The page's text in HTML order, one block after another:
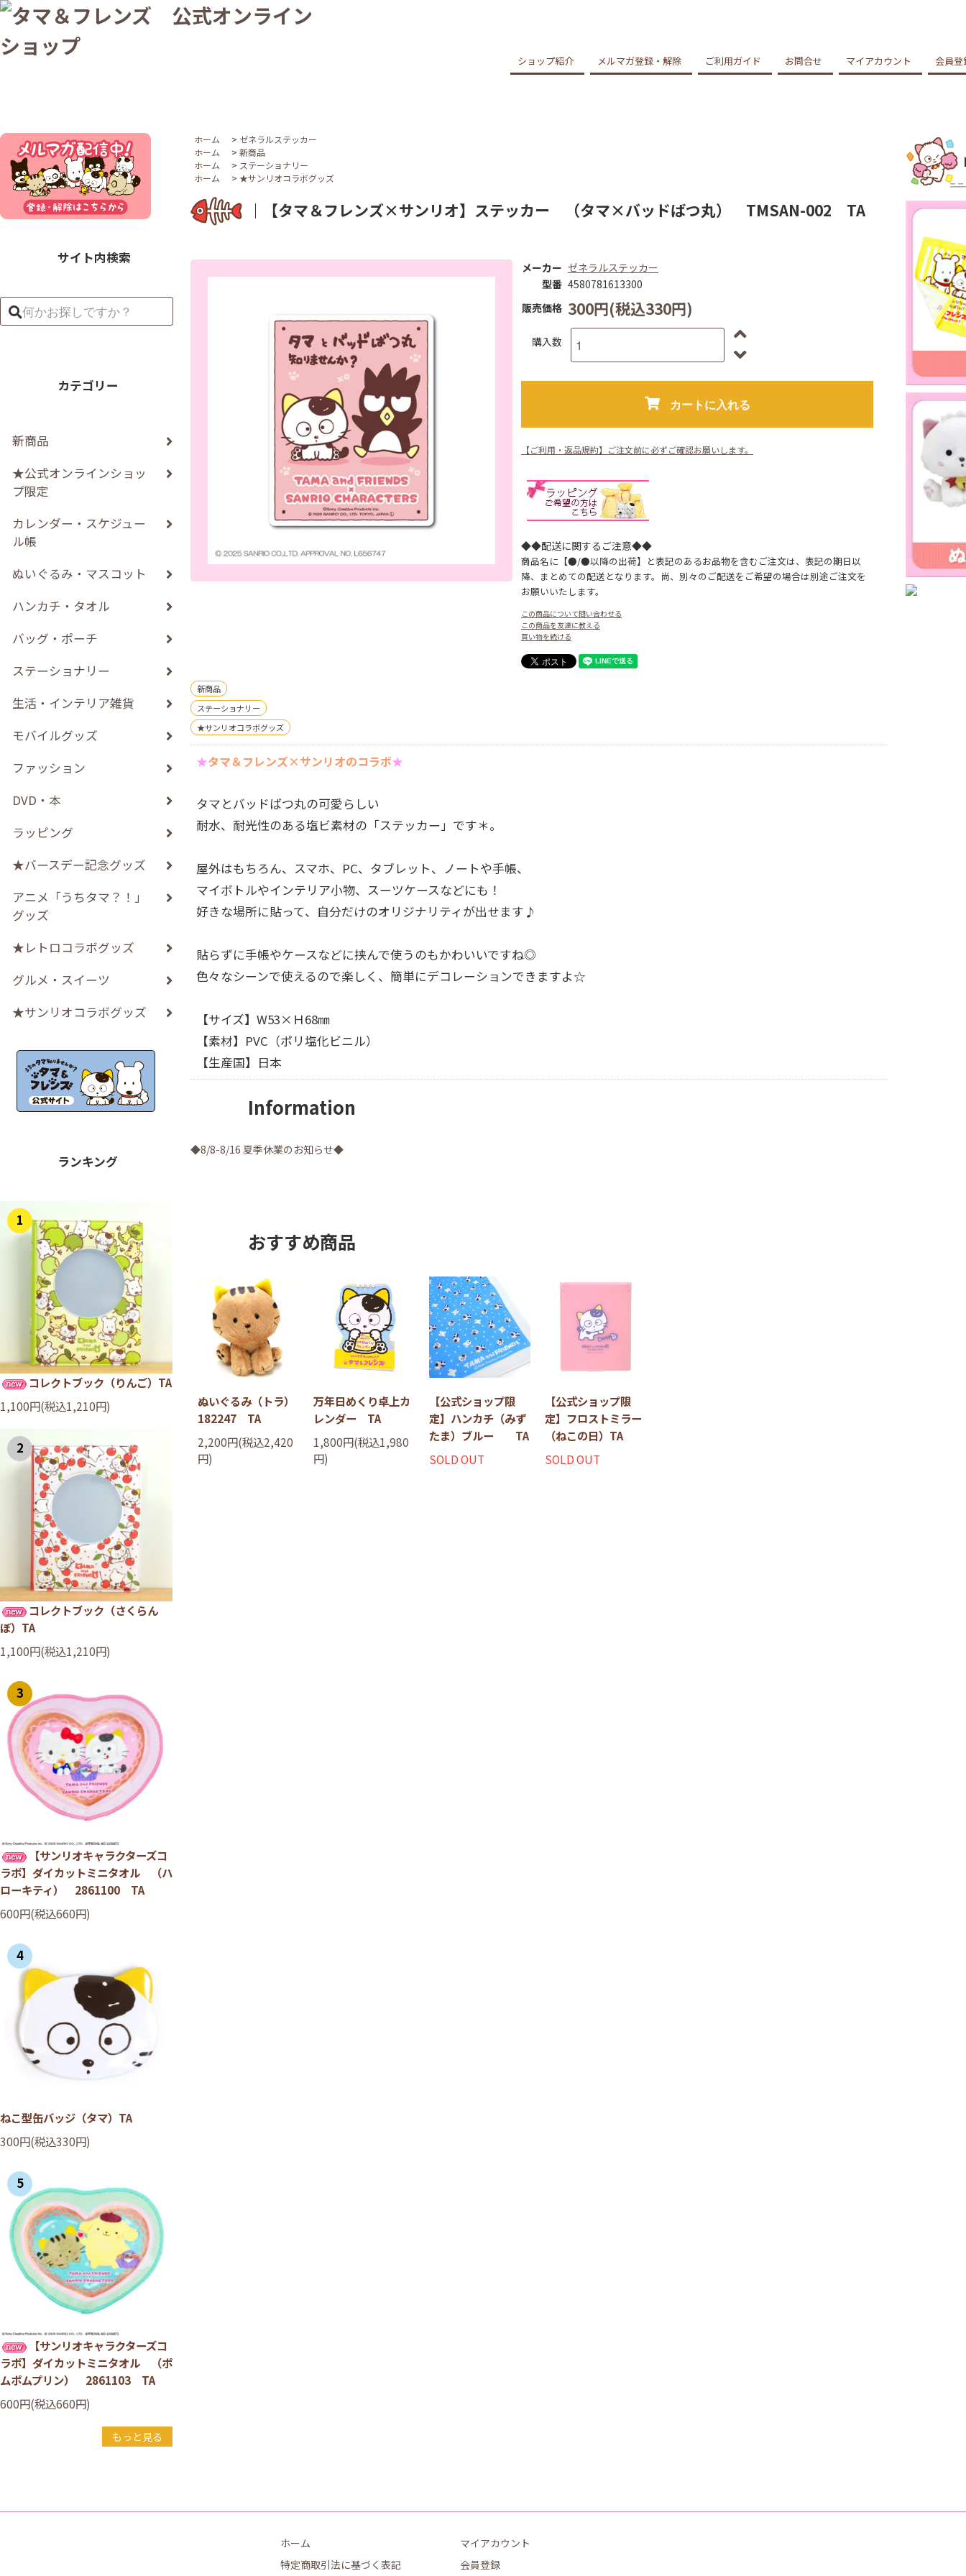
ショップ紹介 メルマガ登録・解除 ご利用ガイド お問合せ マイアカウント 会員登
サイト内検索
カテゴリー
新商品
★公式オンラインショッ
プ限定
カレンダー・スケジュー
ル帳
ぬいぐるみ・マスコット
ハンカチ・タオル
バッグ・ポーチ
ステーショナリー
生活・インテリア雑貨
モバイルグッズ
ファッション
DVD・本
ラッピング
★バースデー記念グッズ
アニメ「うちタマ？！」
グッズ
★レトロコラボグッズ
グルメ・スイーツ
★サンリオコラボグッズ
ランキング
1
コレクトブック（りんご）TA
1,100円(税込1,210円)
2
コレクトブック（さくらん
ぼ）TA
1,100円(税込1,210円)
3
【サンリオキャラクターズコ
ラボ】ダイカットミニタオル （ハ
ローキティ） 2861100 TA
600円(税込660円)
4
ねこ型缶バッジ（タマ）TA
300円(税込330円)
5
【サンリオキャラクターズコ
ラボ】ダイカットミニタオル （ポ
ムポムプリン） 2861103 TA
600円(税込660円)
もっと見る
ホーム > ゼネラルステッカー
ホーム
> 新商品
ホーム
> ステーショナリー
ホーム
> ★サンリオコラボグッズ
｜【タマ＆フレンズ×サンリオ】ステッカー （タマ×バッドばつ丸） TMSAN-002 TA
メーカー ゼネラルステッカー
型番 4580781613300
販売価格 300円(税込330円)
購入数
カートに入れる
【ご利用・返品規約】ご注文前に必ずご確認お願いします。
◆◆配送に関するご注意◆◆
商品名に【●/●以降の出荷】と表記のあるお品物を含むご注文は、表記の期日以
降、まとめての配送となります。尚、別々のご配送をご希望の場合は別途ご注文を
お願いいたします。
この商品について問い合わせる
この商品を友達に教える
買い物を続ける
新商品
ステーショナリー
★サンリオコラボグッズ
★タマ＆フレンズ×サンリオのコラボ★
タマとバッドばつ丸の可愛らしい
耐水、耐光性のある塩ビ素材の「ステッカー」です＊。
屋外はもちろん、スマホ、PC、タブレット、ノートや手帳、
マイボトルやインテリア小物、スーツケースなどにも！
好きな場所に貼って、自分だけのオリジナリティが出せます♪
貼らずに手帳やケースなどに挟んで使うのもかわいいですね◎
色々なシーンで使えるので楽しく、簡単にデコレーションできますよ☆
【サイズ】W53×Ｈ68㎜
【素材】PVC（ポリ塩化ビニル）
【生産国】日本
Information
◆8/8-8/16 夏季休業のお知らせ◆
おすすめ商品
ぬいぐるみ（トラ）
182247 TA
2,200円(税込2,420
円)
万年日めくり卓上カ
レンダー TA
1,800円(税込1,980
円)
【公式ショップ限
定】ハンカチ（みず
たま）ブルー TA
SOLD OUT
【公式ショップ限
定】フロストミラー
（ねこの日）TA
SOLD OUT
ホーム
特定商取引法に基づく表記
マイアカウント
会員登録